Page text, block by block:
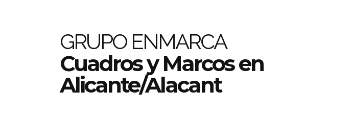
GRUPO ENMARCA
Cuadros y Marcos en
Alicante/Alacant